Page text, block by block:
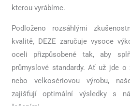
kterou vyrábíme.
Podloženo rozsáhlými
kvalitě, DEZE zaručuje vysoce
oceli přizpůsobené tak, aby
průmyslové standardy. Ať už jde o
nebo velkosériovou výrobu,
zajišťují optimální výsledky s